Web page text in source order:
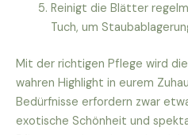
Reinigt die Blätter
Tuch, um
Mit der richtigen Pflege wird
wahren Highlight in eurem
Bedürfnisse erfordern zwar
exotische Schönheit und